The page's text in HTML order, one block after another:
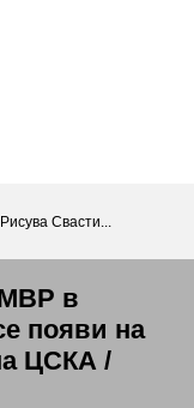
Свасти...
МВР в
появи на
ЦСКА /